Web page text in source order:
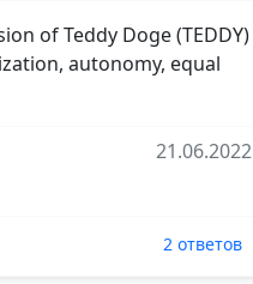
of Teddy Doge (TEDDY)
autonomy, equal
21.06.2022
2 ответов